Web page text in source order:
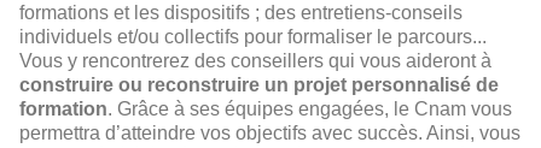
formations et les dispositifs ; des entretiens-conseils
individuels et/ou collectifs pour formaliser le parcours...
Vous y rencontrerez des conseillers qui vous aideront à
construire ou reconstruire un projet personnalisé de
formation. Grâce à ses équipes engagées, le Cnam vous
permettra d’atteindre vos objectifs avec succès. Ainsi, vous